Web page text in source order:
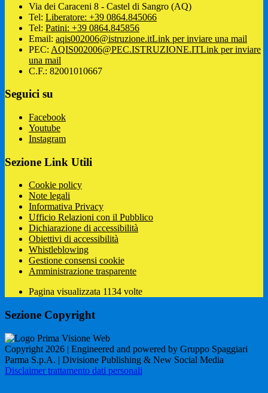
Via dei Caraceni 8 - Castel di Sangro (AQ)
Tel: Liberatore: +39 0864.845066
Tel: Patini: +39 0864.845856
Email: aqis002006@istruzione.itLink per inviare una mail
PEC: AQIS002006@PEC.ISTRUZIONE.ITLink per inviare
una mail
C.F.: 82001010667
Seguici su
Facebook
Youtube
Instagram
Sezione Link Utili
Cookie policy
Note legali
Informativa Privacy
Ufficio Relazioni con il Pubblico
Dichiarazione di accessibilità
Obiettivi di accessibilità
Whistleblowing
Gestione consensi cookie
Amministrazione trasparente
Pagina visualizzata 1134 volte
Sezione Copyright
Copyright 2026 | Engineered and powered by Gruppo Spaggiari
Parma S.p.A. | Divisione Publishing & New Social Media
Disclaimer trattamento dati personali